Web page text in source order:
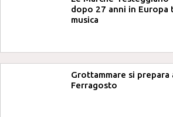
dopo 27 anni in Europa
musica
Grottammare si
Ferragosto